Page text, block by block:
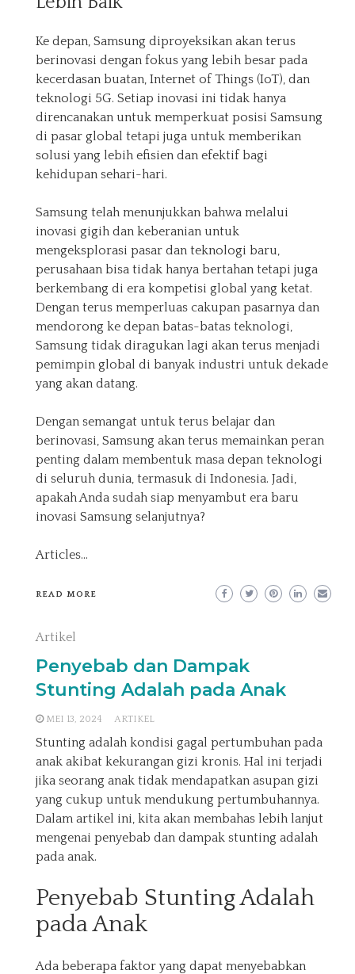
Ke depan, Samsung diproyeksikan akan terus
berinovasi dengan fokus yang lebih besar pada
kecerdasan buatan, Internet of Things (IoT), dan
teknologi 5G. Setiap inovasi ini tidak hanya
direncanakan untuk memperkuat posisi Samsung
di pasar global tetapi juga untuk memberikan
solusi yang lebih efisien dan efektif bagi
kehidupan sehari-hari.
Samsung telah menunjukkan bahwa melalui
inovasi gigih dan keberanian untuk
mengeksplorasi pasar dan teknologi baru,
perusahaan bisa tidak hanya bertahan tetapi juga
berkembang di era kompetisi global yang ketat.
Dengan terus memperluas cakupan pasarnya dan
mendorong ke depan batas-batas teknologi,
Samsung tidak diragukan lagi akan terus menjadi
pemimpin global di banyak industri untuk dekade
yang akan datang.
Dengan semangat untuk terus belajar dan
berinovasi, Samsung akan terus memainkan peran
penting dalam membentuk masa depan teknologi
di seluruh dunia, termasuk di Indonesia. Jadi,
apakah Anda sudah siap menyambut era baru
inovasi Samsung selanjutnya?
Articles…
READ MORE
Artikel
Penyebab dan Dampak
Stunting Adalah pada Anak
MEI 13, 2024 ARTIKEL
Stunting adalah kondisi gagal pertumbuhan pada
anak akibat kekurangan gizi kronis. Hal ini terjadi
jika seorang anak tidak mendapatkan asupan gizi
yang cukup untuk mendukung pertumbuhannya.
Dalam artikel ini, kita akan membahas lebih lanjut
mengenai penyebab dan dampak stunting adalah
pada anak.
Penyebab Stunting Adalah
pada Anak
Ada beberapa faktor yang dapat menyebabkan